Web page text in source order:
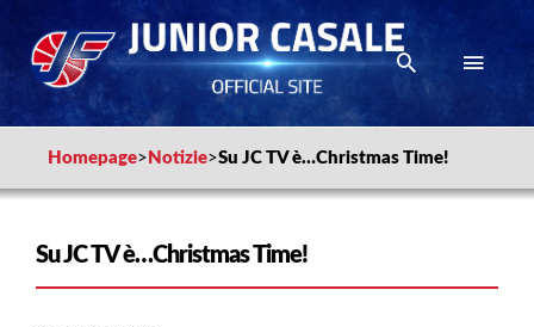
Homepage> Notizie>Su JC TV è…Christmas Time!
Su JC TV è…Christmas Time!